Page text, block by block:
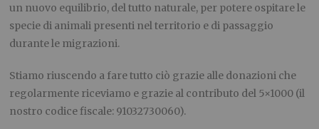
un nuovo equilibrio, del tutto naturale, per potere ospitare le
specie di animali presenti nel territorio e di passaggio
durante le migrazioni.
Stiamo riuscendo a fare tutto ciò grazie alle donazioni che
regolarmente riceviamo e grazie al contributo del 5×1000 (il
nostro codice fiscale: 91032730060).